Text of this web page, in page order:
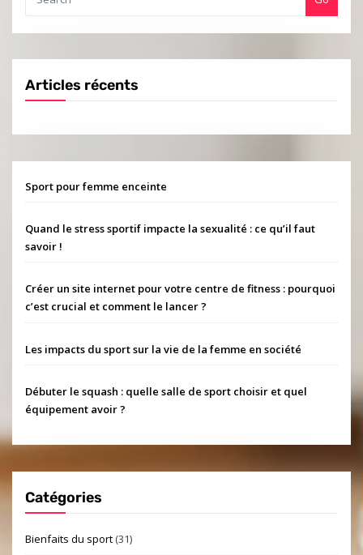
Articles récents
Sport pour femme enceinte
Quand le stress sportif impacte la sexualité : ce qu’il faut
savoir !
Créer un site internet pour votre centre de fitness : pourquoi
c’est crucial et comment le lancer ?
Les impacts du sport sur la vie de la femme en société
Débuter le squash : quelle salle de sport choisir et quel
équipement avoir ?
Catégories
Bienfaits du sport (31)